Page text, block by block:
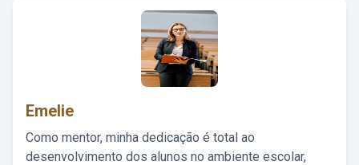
Emelie
Como mentor, minha dedicação é total ao
desenvolvimento dos alunos no ambiente escolar,